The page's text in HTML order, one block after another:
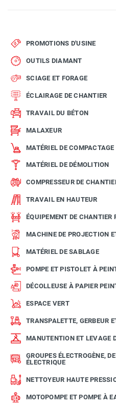
PROMOTIONS D'USINE
OUTILS DIAMANT
SCIAGE ET FORAGE
ÉCLAIRAGE DE CHANTIER
TRAVAIL DU BÉTON
MALAXEUR
MATÉRIEL DE COMPACTAGE
MATÉRIEL DE DÉMOLITION
COMPRESSEUR DE
TRAVAIL EN HAUTEUR
ÉQUIPEMENT DE CHANTIER
MACHINE DE PROJECTION
MATÉRIEL DE SABLAGE
POMPE ET PISTOLET À
DÉCOLLEUSE À PAPIER
ESPACE VERT
TRANSPALETTE, GERBEUR
MANUTENTION ET LEVAGE
GROUPES ÉLECTROGÈNE,
ÉLECTRIQUE
NETTOYEUR HAUTE
MOTOPOMPE ET POMPE À